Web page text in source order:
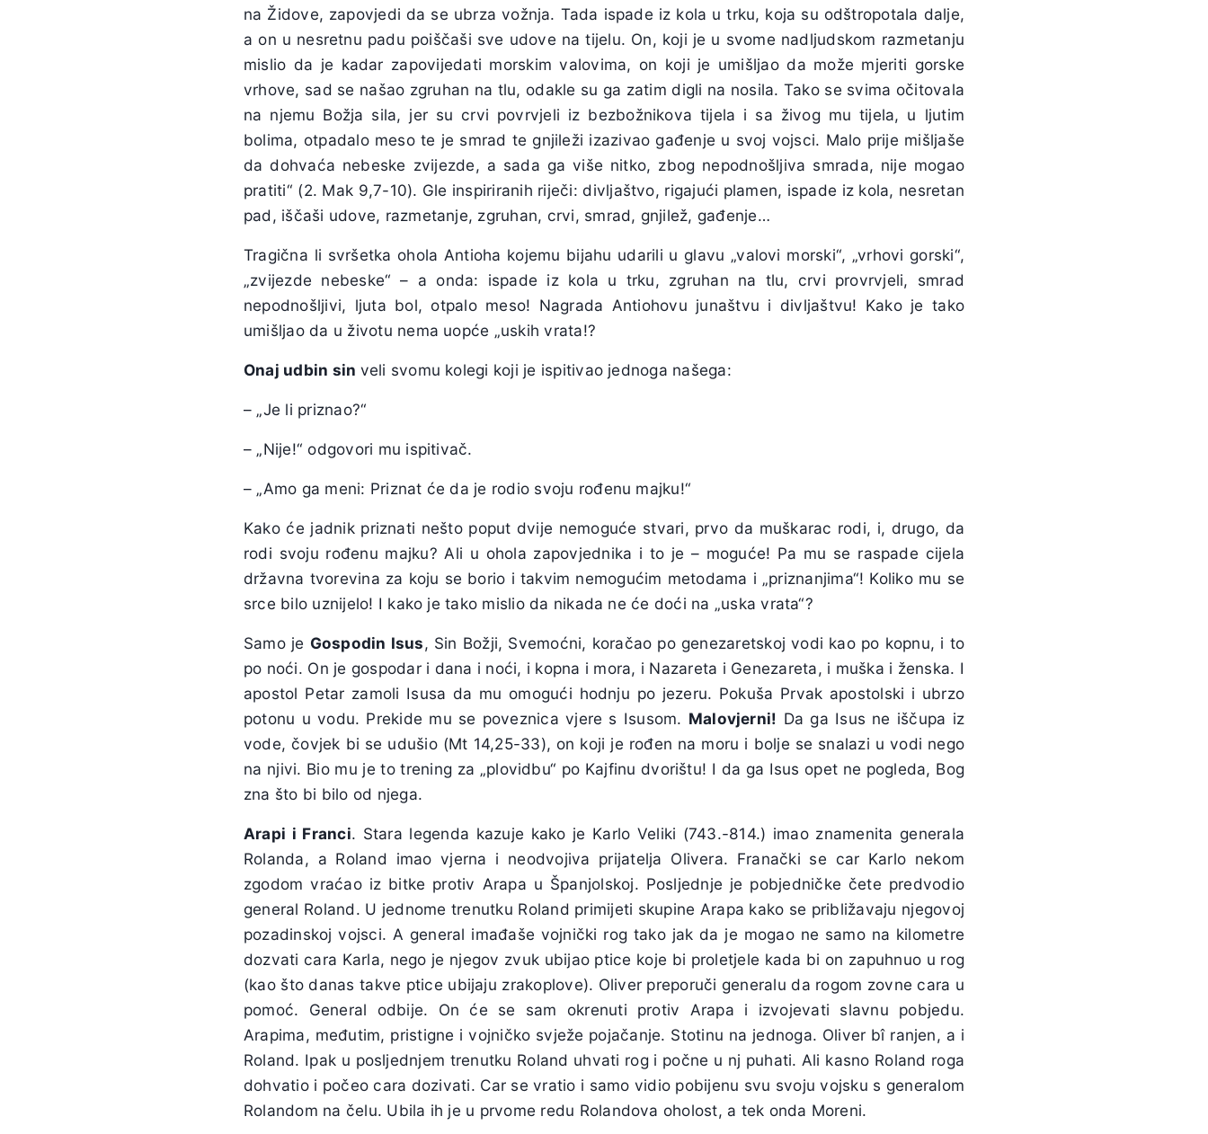
na Židove, zapovjedi da se ubrza vožnja. Tada ispade iz kola u trku, koja su odštropotala dalje,
a on u nesretnu padu poiščaši sve udove na tijelu. On, koji je u svome nadljudskom razmetanju
mislio da je kadar zapovijedati morskim valovima, on koji je umišljao da može mjeriti gorske
vrhove, sad se našao zgruhan na tlu, odakle su ga zatim digli na nosila. Tako se svima očitovala
na njemu Božja sila, jer su crvi povrvjeli iz bezbožnikova tijela i sa živog mu tijela, u ljutim
bolima, otpadalo meso te je smrad te gnjileži izazivao gađenje u svoj vojsci. Malo prije mišljaše
da dohvaća nebeske zvijezde, a sada ga više nitko, zbog nepodnošljiva smrada, nije mogao
pratiti“ (2. Mak 9,7-10). Gle inspiriranih riječi: divljaštvo, rigajući plamen, ispade iz kola, nesretan
pad, iščaši udove, razmetanje, zgruhan, crvi, smrad, gnjilež, gađenje…
Tragična li svršetka ohola Antioha kojemu bijahu udarili u glavu „valovi morski“, „vrhovi gorski“,
„zvijezde nebeske“ – a onda: ispade iz kola u trku, zgruhan na tlu, crvi provrvjeli, smrad
nepodnošljivi, ljuta bol, otpalo meso! Nagrada Antiohovu junaštvu i divljaštvu! Kako je tako
umišljao da u životu nema uopće „uskih vrata!?
Onaj udbin sin veli svomu kolegi koji je ispitivao jednoga našega:
– „Je li priznao?“
– „Nije!“ odgovori mu ispitivač.
– „Amo ga meni: Priznat će da je rodio svoju rođenu majku!“
Kako će jadnik priznati nešto poput dvije nemoguće stvari, prvo da muškarac rodi, i, drugo, da
rodi svoju rođenu majku? Ali u ohola zapovjednika i to je – moguće! Pa mu se raspade cijela
državna tvorevina za koju se borio i takvim nemogućim metodama i „priznanjima“! Koliko mu se
srce bilo uznijelo! I kako je tako mislio da nikada ne će doći na „uska vrata“?
Samo je Gospodin Isus, Sin Božji, Svemoćni, koračao po genezaretskoj vodi kao po kopnu, i to
po noći. On je gospodar i dana i noći, i kopna i mora, i Nazareta i Genezareta, i muška i ženska. I
apostol Petar zamoli Isusa da mu omogući hodnju po jezeru. Pokuša Prvak apostolski i ubrzo
potonu u vodu. Prekide mu se poveznica vjere s Isusom. Malovjerni! Da ga Isus ne iščupa iz
vode, čovjek bi se udušio (Mt 14,25-33), on koji je rođen na moru i bolje se snalazi u vodi nego
na njivi. Bio mu je to trening za „plovidbu“ po Kajfinu dvorištu! I da ga Isus opet ne pogleda, Bog
zna što bi bilo od njega.
Arapi i Franci. Stara legenda kazuje kako je Karlo Veliki (743.-814.) imao znamenita generala
Rolanda, a Roland imao vjerna i neodvojiva prijatelja Olivera. Franački se car Karlo nekom
zgodom vraćao iz bitke protiv Arapa u Španjolskoj. Posljednje je pobjedničke čete predvodio
general Roland. U jednome trenutku Roland primijeti skupine Arapa kako se približavaju njegovoj
pozadinskoj vojsci. A general imađaše vojnički rog tako jak da je mogao ne samo na kilometre
dozvati cara Karla, nego je njegov zvuk ubijao ptice koje bi proletjele kada bi on zapuhnuo u rog
(kao što danas takve ptice ubijaju zrakoplove). Oliver preporuči generalu da rogom zovne cara u
pomoć. General odbije. On će se sam okrenuti protiv Arapa i izvojevati slavnu pobjedu.
Arapima, međutim, pristigne i vojničko svježe pojačanje. Stotinu na jednoga. Oliver bî ranjen, a i
Roland. Ipak u posljednjem trenutku Roland uhvati rog i počne u nj puhati. Ali kasno Roland roga
dohvatio i počeo cara dozivati. Car se vratio i samo vidio pobijenu svu svoju vojsku s generalom
Rolandom na čelu. Ubila ih je u prvome redu Rolandova oholost, a tek onda Moreni.